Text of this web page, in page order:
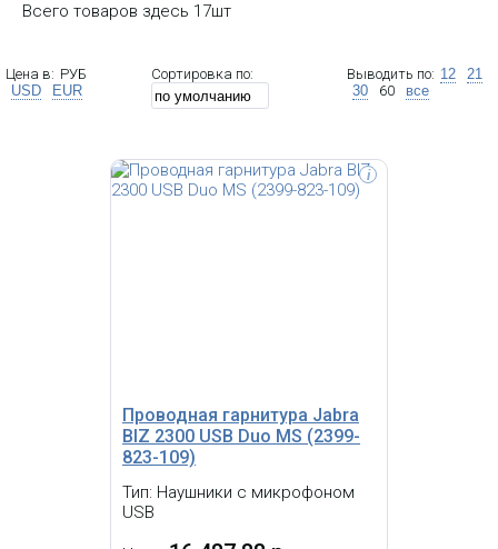
Всего товаров здесь 17шт
Цена в: РУБ
USD
EUR
Сортировка по: Выводить по: 12
21
30
60 все
Проводная гарнитура Jabra
BIZ 2300 USB Duo MS (2399-
823-109)
Тип: Наушники с микрофоном
USB
i